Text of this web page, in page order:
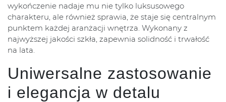
wykończenie nadaje mu nie tylko luksusowego
charakteru, ale również sprawia, że staje się centralnym
punktem każdej aranżacji wnętrza. Wykonany z
najwyższej jakości szkła, zapewnia solidność i trwałość
na lata.
Uniwersalne zastosowanie
i elegancja w detalu